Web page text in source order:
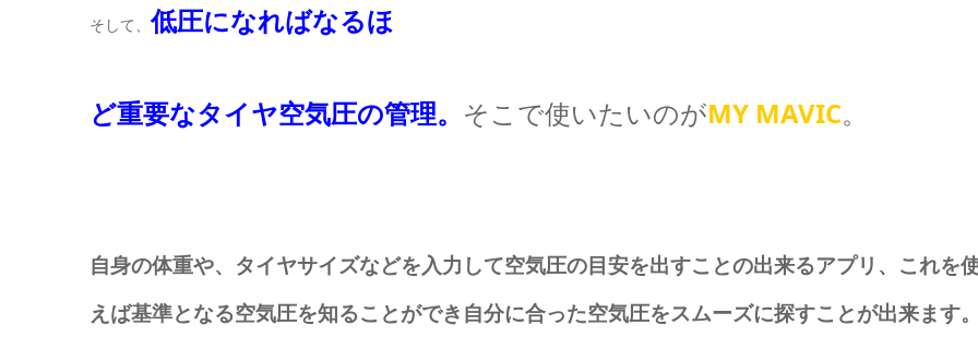
そして、低圧になればなるほ
ど重要なタイヤ空気圧の管理。 そこで使いたいのがMY MAVIC。
自身の体重や、タイヤサイズなどを入力して空気圧の目安を出すことの出来るアプリ、これを
えば基準となる空気圧を知ることができ自分に合った空気圧をスムーズに探すことが出来ます。